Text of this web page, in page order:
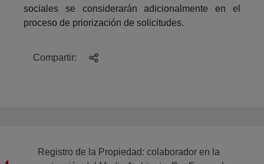
sociales se considerarán adicionalmente en el
proceso de priorización de solicitudes.
Compartir:
Registro de la Propiedad: colaborador en la